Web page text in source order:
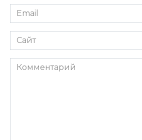
Email
*
Сайт
Комментарий